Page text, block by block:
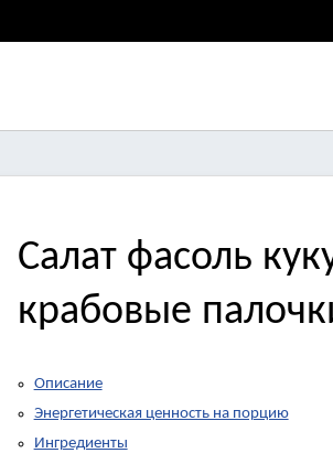
Салат фасоль
крабовые
Описание
Энергетическая ценность на порцию
Ингредиенты